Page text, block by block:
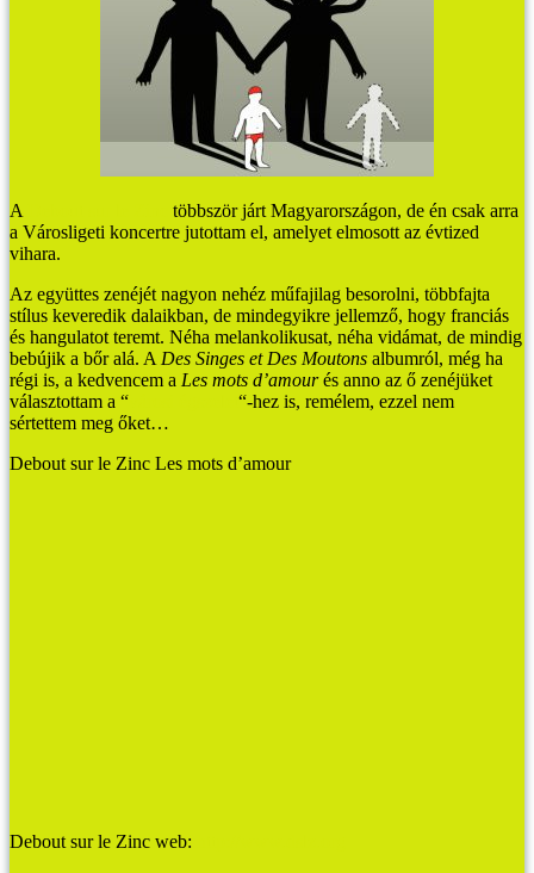
A
többször járt Magyarországon, de én csak arra
a Városligeti koncertre jutottam el, amelyet elmosott az évtized
vihara.
Az együttes zenéjét nagyon nehéz műfajilag besorolni, többfajta
stílus keveredik dalaikban, de mindegyikre jellemző, hogy franciás
és hangulatot teremt. Néha melankolikusat, néha vidámat, de mindig
bebújik a bőr alá. A Des Singes et Des Moutons albumról, még ha
régi is, a kedvencem a Les mots d’amourés anno az ő zenéjüket
választottam a “
“-hez is, remélem, ezzel nem
sértettem meg őket…
Debout sur le Zinc Les mots d’amour
Debout sur le Zinc web: